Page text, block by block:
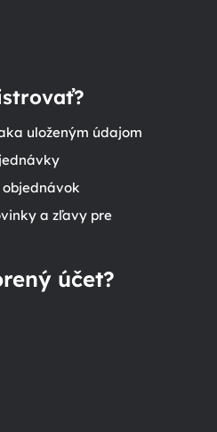
uloženým údajom
a zľavy pre
účet?